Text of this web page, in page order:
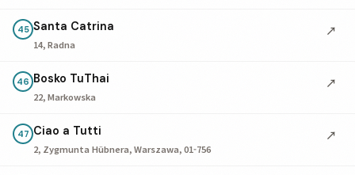
45 Santa Catrina
14, Radna
↗
46 Bosko TuThai
22, Markowska
↗
47 Ciao a Tutti
2, Zygmunta Hübnera, Warszawa, 01-756
↗